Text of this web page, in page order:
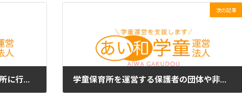
次の記事
学童保育所を運営する保護者の団体や非営利法人は、法的リスクを真剣に考えるべきです。